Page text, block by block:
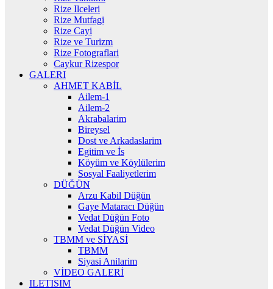
Rize Ilceleri
Rize Mutfagi
Rize Cayi
Rize ve Turizm
Rize Fotograflari
Caykur Rizespor
GALERI
AHMET KABİL
Ailem-1
Ailem-2
Akrabalarim
Bireysel
Dost ve Arkadaslarim
Egitim ve İs
Köyüm ve Köylülerim
Sosyal Faaliyetlerim
DÜĞÜN
Arzu Kabil Düğün
Gaye Mataracı Düğün
Vedat Düğün Foto
Vedat Düğün Video
TBMM ve SİYASİ
TBMM
Siyasi Anilarim
VİDEO GALERİ
ILETISIM